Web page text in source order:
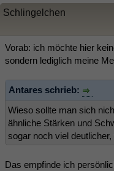
Schlingelchen
Vorab: ich möchte hier
sondern lediglich meine
Antares schrieb:
Wieso sollte man sich
ähnliche Stärken und
sogar noch viel
Das empfinde ich